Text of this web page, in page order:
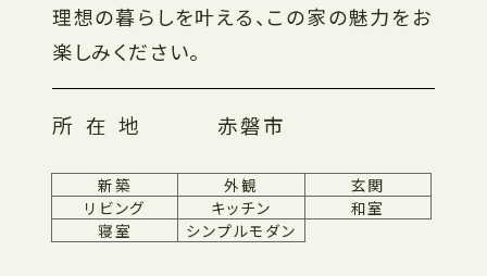
理想の暮らしを叶える、この家の魅力をお
楽しみください。
所在地 赤磐市
新築 外観
玄関
リビング
キッチン
和室
寝室
シンプルモダン